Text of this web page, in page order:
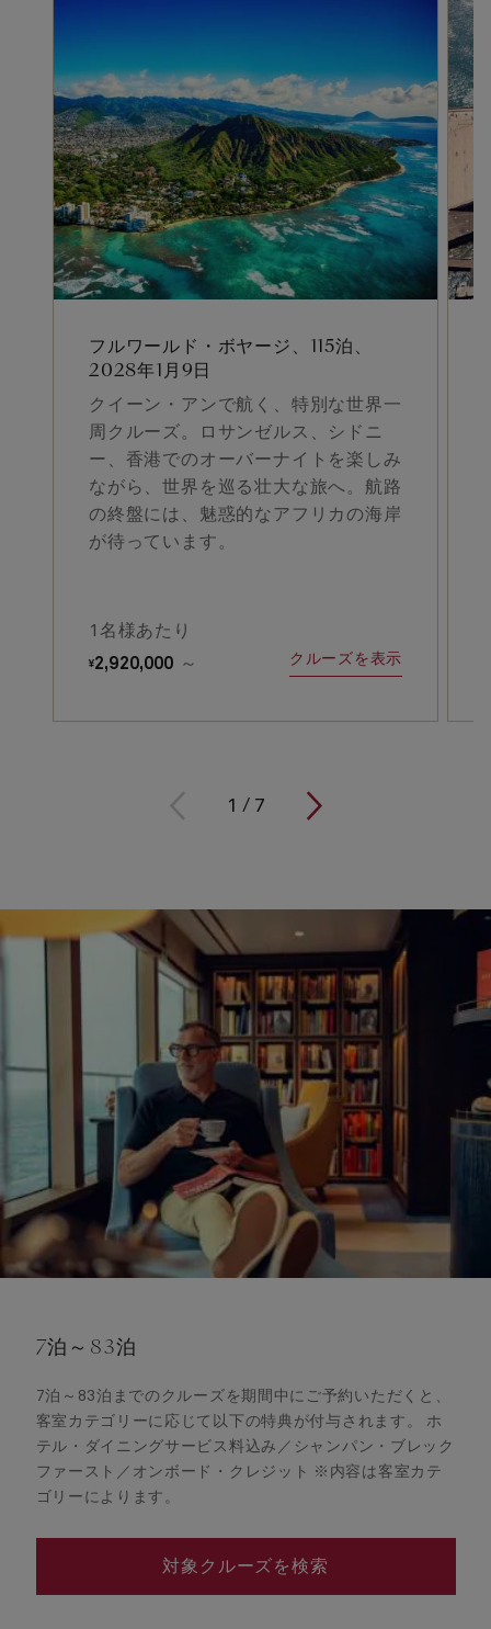
フルワールド・ボヤージ、115泊、
2028年1月9日
クイーン・アンで航く、特別な世界一
周クルーズ。ロサンゼルス、シドニ
ー、香港でのオーバーナイトを楽しみ
ながら、世界を巡る壮大な旅へ。航路
の終盤には、魅惑的なアフリカの海岸
が待っています。
1名様あたり
¥2,920,000 ～ クルーズを表示
1 / 7
7泊～83泊
7泊～83泊までのクルーズを期間中にご予約いただくと、
客室カテゴリーに応じて以下の特典が付与されます。 ホ
テル・ダイニングサービス料込み／シャンパン・ブレック
ファースト／オンボード・クレジット ※内容は客室カテ
ゴリーによります。
対象クルーズを検索